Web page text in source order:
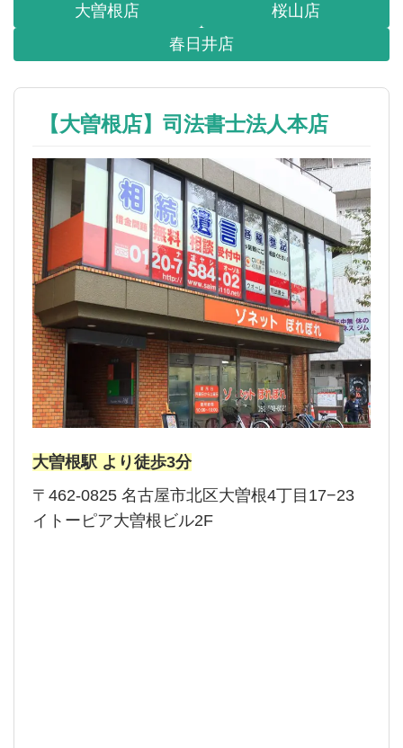
大曽根店
桜山店
春日井店
【大曽根店】司法書士法人本店
大曽根駅 より徒歩3分
〒462-0825 名古屋市北区大曽根4丁目17−23
イトーピア大曽根ビル2F